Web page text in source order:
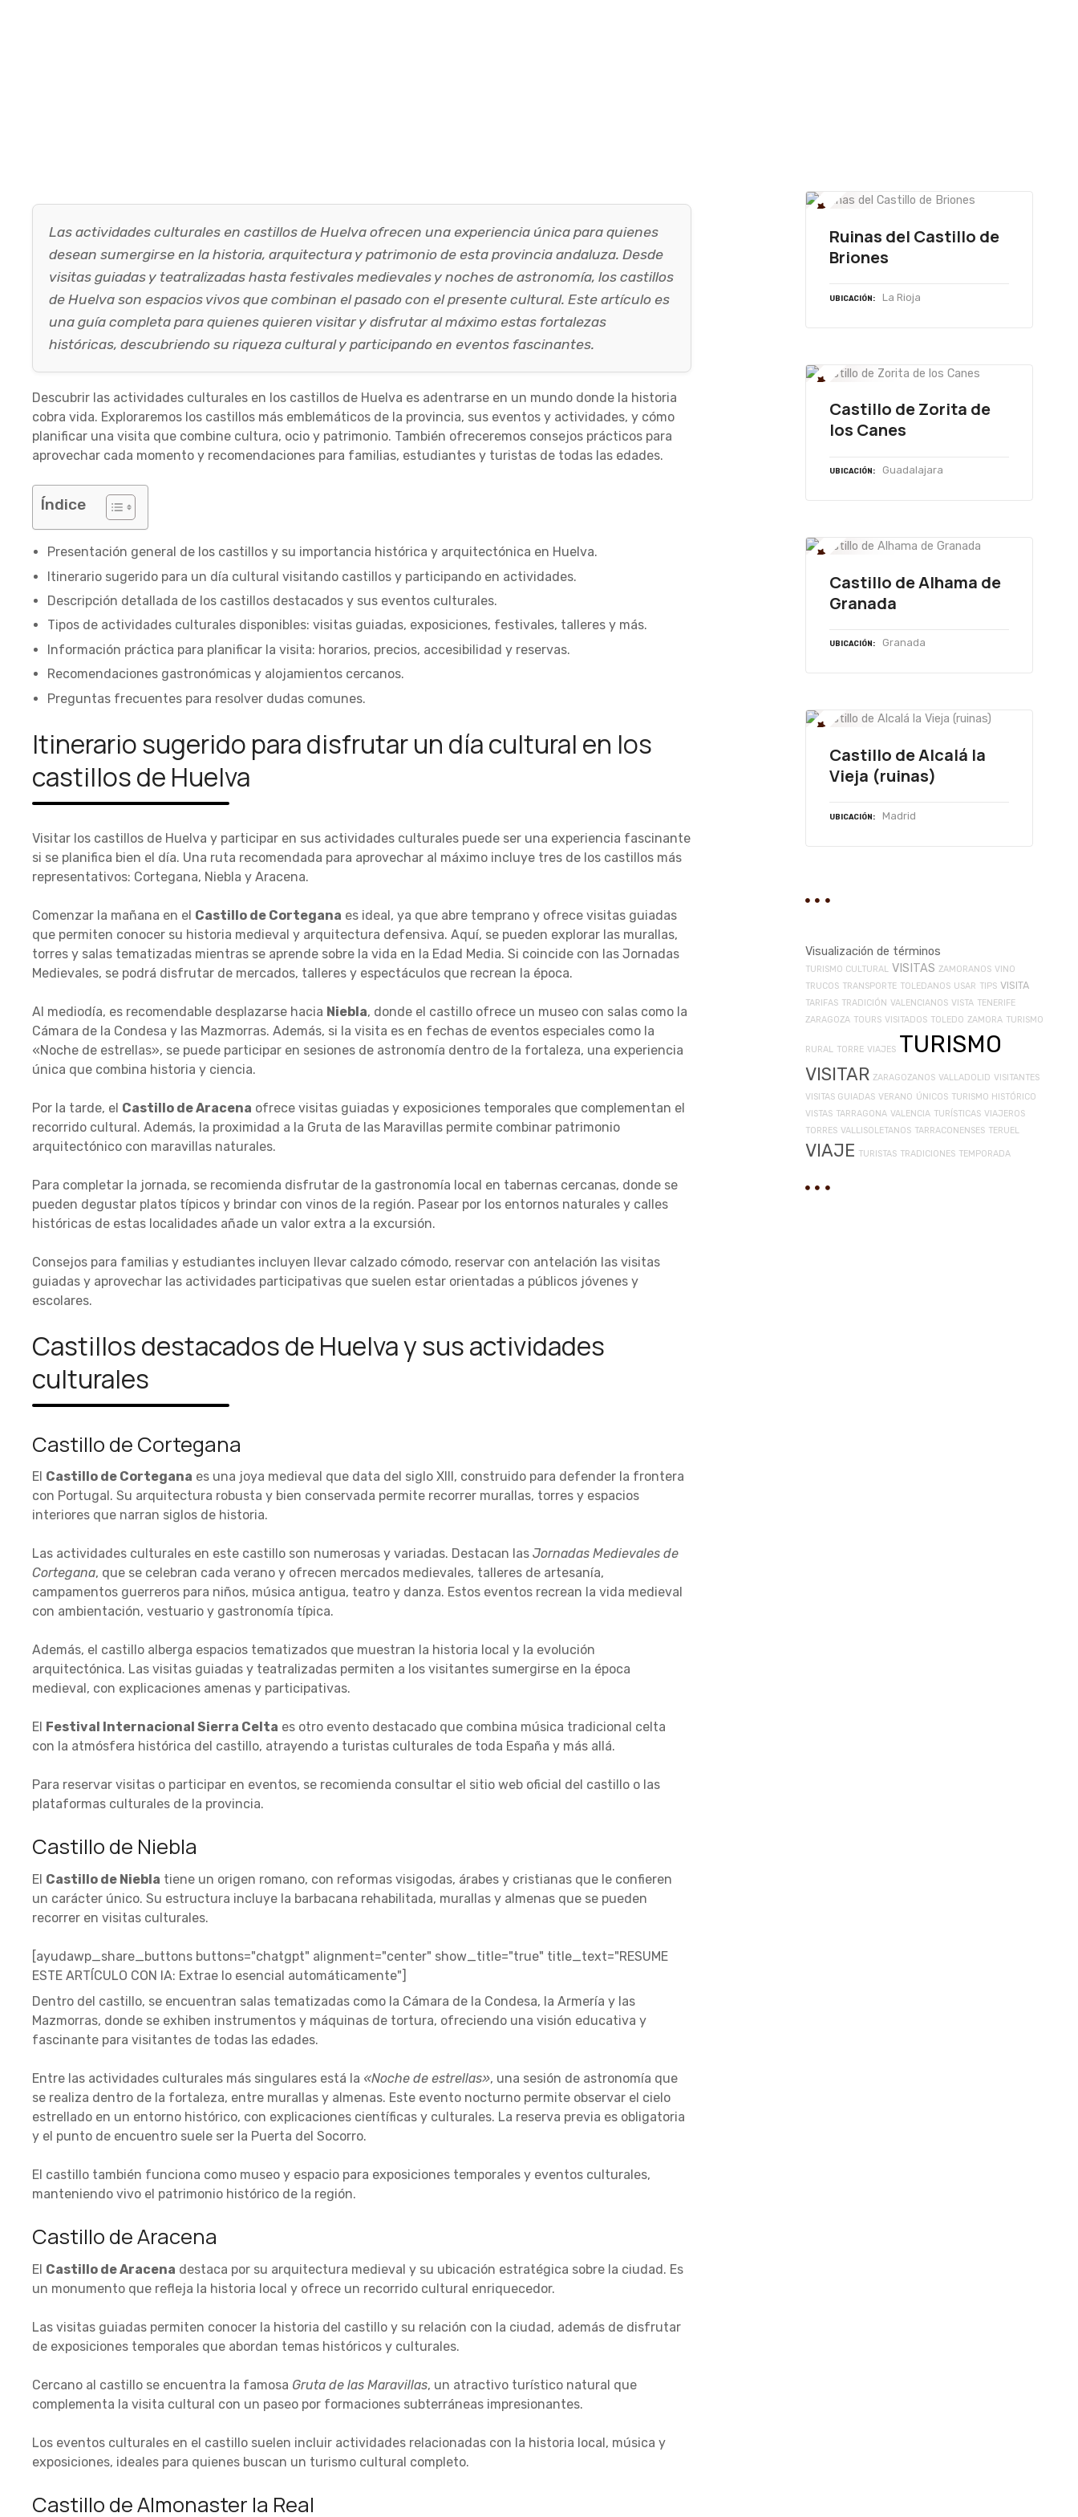
Las actividades culturales en castillos de Huelva ofrecen una experiencia única para quienes
desean sumergirse en la historia, arquitectura y patrimonio de esta provincia andaluza. Desde
visitas guiadas y teatralizadas hasta festivales medievales y noches de astronomía, los castillos
de Huelva son espacios vivos que combinan el pasado con el presente cultural. Este artículo es
una guía completa para quienes quieren visitar y disfrutar al máximo estas fortalezas
históricas, descubriendo su riqueza cultural y participando en eventos fascinantes.
Descubrir las actividades culturales en los castillos de Huelva es adentrarse en un mundo donde la historia
cobra vida. Exploraremos los castillos más emblemáticos de la provincia, sus eventos y actividades, y cómo
planificar una visita que combine cultura, ocio y patrimonio. También ofreceremos consejos prácticos para
aprovechar cada momento y recomendaciones para familias, estudiantes y turistas de todas las edades.
Índice
Presentación general de los castillos y su importancia histórica y arquitectónica en Huelva.
Itinerario sugerido para un día cultural visitando castillos y participando en actividades.
Descripción detallada de los castillos destacados y sus eventos culturales.
Tipos de actividades culturales disponibles: visitas guiadas, exposiciones, festivales, talleres y más.
Información práctica para planificar la visita: horarios, precios, accesibilidad y reservas.
Recomendaciones gastronómicas y alojamientos cercanos.
Preguntas frecuentes para resolver dudas comunes.
Itinerario sugerido para disfrutar un día cultural en los
castillos de Huelva
Visitar los castillos de Huelva y participar en sus actividades culturales puede ser una experiencia fascinante
si se planifica bien el día. Una ruta recomendada para aprovechar al máximo incluye tres de los castillos más
representativos: Cortegana, Niebla y Aracena.
Comenzar la mañana en el Castillo de Cortegana es ideal, ya que abre temprano y ofrece visitas guiadas
que permiten conocer su historia medieval y arquitectura defensiva. Aquí, se pueden explorar las murallas,
torres y salas tematizadas mientras se aprende sobre la vida en la Edad Media. Si coincide con las Jornadas
Medievales, se podrá disfrutar de mercados, talleres y espectáculos que recrean la época.
Al mediodía, es recomendable desplazarse hacia Niebla, donde el castillo ofrece un museo con salas como la
Cámara de la Condesa y las Mazmorras. Además, si la visita es en fechas de eventos especiales como la
«Noche de estrellas», se puede participar en sesiones de astronomía dentro de la fortaleza, una experiencia
única que combina historia y ciencia.
Por la tarde, el Castillo de Aracena ofrece visitas guiadas y exposiciones temporales que complementan el
recorrido cultural. Además, la proximidad a la Gruta de las Maravillas permite combinar patrimonio
arquitectónico con maravillas naturales.
Para completar la jornada, se recomienda disfrutar de la gastronomía local en tabernas cercanas, donde se
pueden degustar platos típicos y brindar con vinos de la región. Pasear por los entornos naturales y calles
históricas de estas localidades añade un valor extra a la excursión.
Consejos para familias y estudiantes incluyen llevar calzado cómodo, reservar con antelación las visitas
guiadas y aprovechar las actividades participativas que suelen estar orientadas a públicos jóvenes y
escolares.
Castillos destacados de Huelva y sus actividades
culturales
Castillo de Cortegana
El Castillo de Cortegana es una joya medieval que data del siglo XIII, construido para defender la frontera
con Portugal. Su arquitectura robusta y bien conservada permite recorrer murallas, torres y espacios
interiores que narran siglos de historia.
Las actividades culturales en este castillo son numerosas y variadas. Destacan las Jornadas Medievales de
Cortegana, que se celebran cada verano y ofrecen mercados medievales, talleres de artesanía,
campamentos guerreros para niños, música antigua, teatro y danza. Estos eventos recrean la vida medieval
con ambientación, vestuario y gastronomía típica.
Además, el castillo alberga espacios tematizados que muestran la historia local y la evolución
arquitectónica. Las visitas guiadas y teatralizadas permiten a los visitantes sumergirse en la época
medieval, con explicaciones amenas y participativas.
El Festival Internacional Sierra Celta es otro evento destacado que combina música tradicional celta
con la atmósfera histórica del castillo, atrayendo a turistas culturales de toda España y más allá.
Para reservar visitas o participar en eventos, se recomienda consultar el sitio web oficial del castillo o las
plataformas culturales de la provincia.
Castillo de Niebla
El Castillo de Niebla tiene un origen romano, con reformas visigodas, árabes y cristianas que le confieren
un carácter único. Su estructura incluye la barbacana rehabilitada, murallas y almenas que se pueden
recorrer en visitas culturales.
[ayudawp_share_buttons buttons="chatgpt" alignment="center" show_title="true" title_text="RESUME
ESTE ARTÍCULO CON IA: Extrae lo esencial automáticamente"]
Dentro del castillo, se encuentran salas tematizadas como la Cámara de la Condesa, la Armería y las
Mazmorras, donde se exhiben instrumentos y máquinas de tortura, ofreciendo una visión educativa y
fascinante para visitantes de todas las edades.
Entre las actividades culturales más singulares está la «Noche de estrellas», una sesión de astronomía que
se realiza dentro de la fortaleza, entre murallas y almenas. Este evento nocturno permite observar el cielo
estrellado en un entorno histórico, con explicaciones científicas y culturales. La reserva previa es obligatoria
y el punto de encuentro suele ser la Puerta del Socorro.
El castillo también funciona como museo y espacio para exposiciones temporales y eventos culturales,
manteniendo vivo el patrimonio histórico de la región.
Castillo de Aracena
El Castillo de Aracena destaca por su arquitectura medieval y su ubicación estratégica sobre la ciudad. Es
un monumento que refleja la historia local y ofrece un recorrido cultural enriquecedor.
Las visitas guiadas permiten conocer la historia del castillo y su relación con la ciudad, además de disfrutar
de exposiciones temporales que abordan temas históricos y culturales.
Cercano al castillo se encuentra la famosa Gruta de las Maravillas, un atractivo turístico natural que
complementa la visita cultural con un paseo por formaciones subterráneas impresionantes.
Los eventos culturales en el castillo suelen incluir actividades relacionadas con la historia local, música y
exposiciones, ideales para quienes buscan un turismo cultural completo.
Castillo de Almonaster la Real
Ruinas del Castillo de
Briones
UBICACIÓN La Rioja
Castillo de Zorita de
los Canes
UBICACIÓN Guadalajara
Castillo de Alhama de
Granada
UBICACIÓN Granada
Castillo de Alcalá la
Vieja (ruinas)
UBICACIÓN Madrid
Visualización de términos
TURISMO CULTURAL VISITAS ZAMORANOS VINO
TRUCOS TRANSPORTE TOLEDANOS USAR TIPS VISITA
TARIFAS TRADICIÓN VALENCIANOS VISTA TENERIFE
ZARAGOZA TOURS VISITADOS TOLEDO ZAMORA TURISMO
RURAL TORRE VIAJES TURISMO
VISITAR ZARAGOZANOS VALLADOLID VISITANTES
VISITAS GUIADAS VERANO ÚNICOS TURISMO HISTÓRICO
VISTAS TARRAGONA VALENCIA TURÍSTICAS VIAJEROS
TORRES VALLISOLETANOS TARRACONENSES TERUEL
VIAJE TURISTAS TRADICIONES TEMPORADA